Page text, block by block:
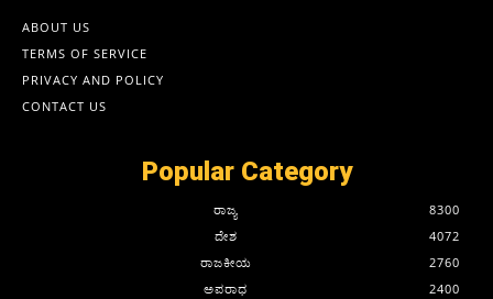
ABOUT US
TERMS OF SERVICE
PRIVACY AND POLICY
CONTACT US
Popular Category
ರಾಜ್ಯ
8300
ದೇಶ
4072
ರಾಜಕೀಯ
2760
ಅಪರಾಧ
2400